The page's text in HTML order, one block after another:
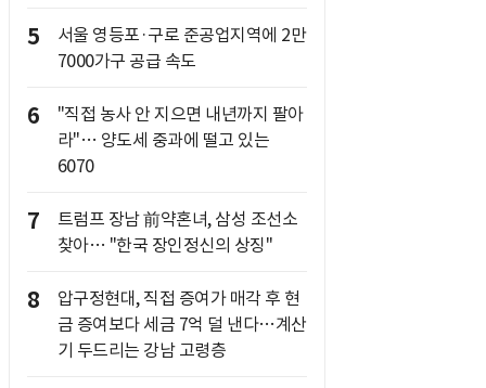
5
서울 영등포·구로 준공업지역에 2만
7000가구 공급 속도
6
"직접 농사 안 지으면 내년까지 팔아
라"… 양도세 중과에 떨고 있는
6070
7
트럼프 장남 前약혼녀, 삼성 조선소
찾아… "한국 장인정신의 상징"
8
압구정현대, 직접 증여가 매각 후 현
금 증여보다 세금 7억 덜 낸다…계산
기 두드리는 강남 고령층